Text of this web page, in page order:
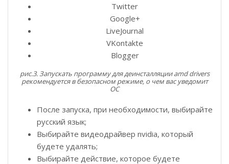
Twitter
Google+
LiveJournal
VKontakte
Blogger
рис.3. Запускать программу для деинсталляции amd drivers
рекомендуется в безопасном режиме, о чем вас уведомит
ОС
После запуска, при необходимости, выбирайте
русский язык;
Выбирайте видеодрайвер nvidia, который
будете удалять;
Выбирайте действие, которое будете